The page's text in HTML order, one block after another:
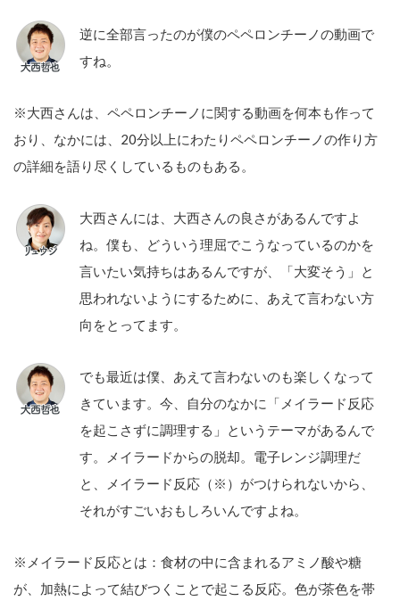
逆に全部言ったのが僕のペペロンチーノの動画で
すね。
※大西さんは、ペペロンチーノに関する動画を何本も作って
おり、なかには、20分以上にわたりペペロンチーノの作り方
の詳細を語り尽くしているものもある。
大西さんには、大西さんの良さがあるんですよ
ね。僕も、どういう理屈でこうなっているのかを
言いたい気持ちはあるんですが、「大変そう」と
思われないようにするために、あえて言わない方
向をとってます。
でも最近は僕、あえて言わないのも楽しくなって
きています。今、自分のなかに「メイラード反応
を起こさずに調理する」というテーマがあるんで
す。メイラードからの脱却。電子レンジ調理だ
と、メイラード反応（※）がつけられないから、
それがすごいおもしろいんですよね。
※メイラード反応とは：食材の中に含まれるアミノ酸や糖
が、加熱によって結びつくことで起こる反応。色が茶色を帯